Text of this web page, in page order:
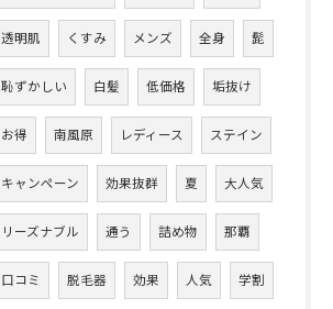
透明肌 くすみ メンズ 全身 髭
恥ずかしい 白髪 低価格 垢抜け
お得 南風原 レディース ステイン
キャンペーン 効果抜群 夏 大人気
リーズナブル 通う 詰め物 那覇
口コミ 脱毛器 効果 人気 学割